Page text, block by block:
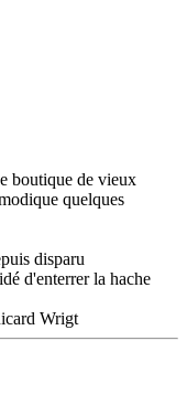
boutique de vieux
quelques
disparu
d'enterrer la hache
Wrigt